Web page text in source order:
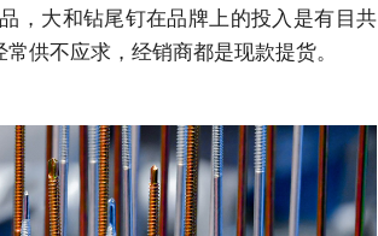
，大和钻尾钉在品牌上的投入是有目共
供不应求，经销商都是现款提货。